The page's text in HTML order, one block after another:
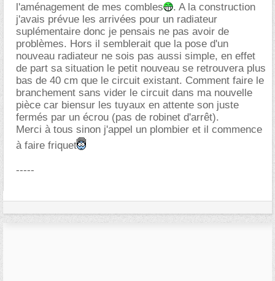
l'aménagement de mes combles
. A la construction
j'avais prévue les arrivées pour un radiateur
suplémentaire donc je pensais ne pas avoir de
problèmes. Hors il semblerait que la pose d'un
nouveau radiateur ne sois pas aussi simple, en effet
de part sa situation le petit nouveau se retrouvera plus
bas de 40 cm que le circuit existant. Comment faire le
branchement sans vider le circuit dans ma nouvelle
pièce car biensur les tuyaux en attente son juste
fermés par un écrou (pas de robinet d'arrêt).
Merci à tous sinon j'appel un plombier et il commence
à faire friquet
-----